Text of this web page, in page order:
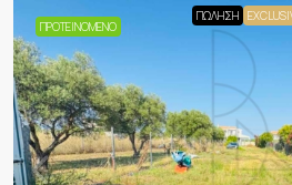
ΠΡΟΤΕΙΝΌΜΕΝΟ
ΠΏΛΗΣΗ